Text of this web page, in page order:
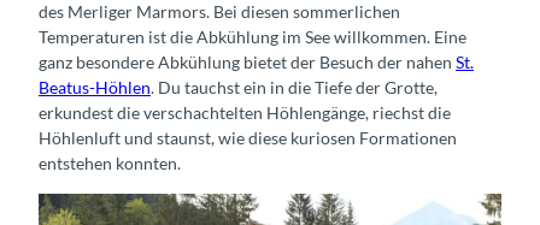
des Merliger Marmors. Bei diesen sommerlichen
Temperaturen ist die Abkühlung im See willkommen. Eine
ganz besondere Abkühlung bietet der Besuch der nahen St.
Beatus-Höhlen. Du tauchst ein in die Tiefe der Grotte,
erkundest die verschachtelten Höhlengänge, riechst die
Höhlenluft und staunst, wie diese kuriosen Formationen
entstehen konnten.